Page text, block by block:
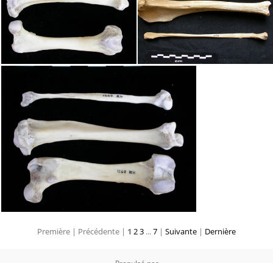
Première | Précédente | 1 23 ...7 | Suivante | Dernière